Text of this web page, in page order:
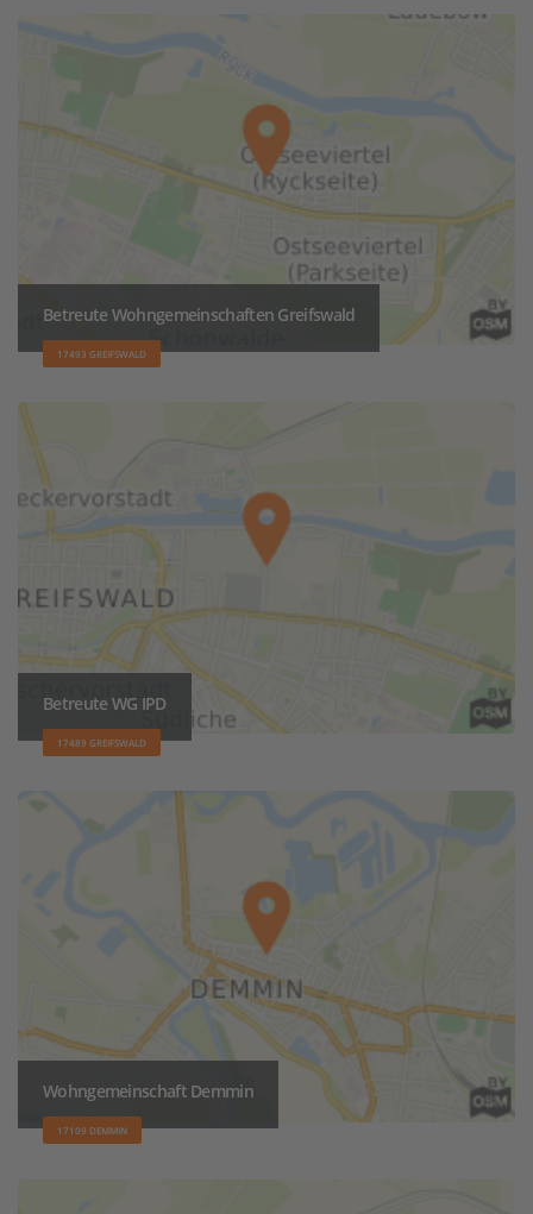
Betreute Wohngemeinschaften Greifswald
17493 GREIFSWALD
Betreute WG IPD
17489 GREIFSWALD
Wohngemeinschaft Demmin
17109 DEMMIN